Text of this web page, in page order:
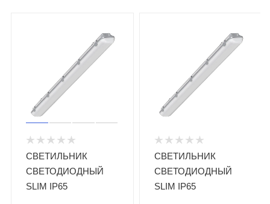
СВЕТИЛЬНИК
СВЕТОДИОДНЫЙ
SLIM IP65
СВЕТИЛЬНИК
СВЕТОДИОДНЫЙ
SLIM IP65